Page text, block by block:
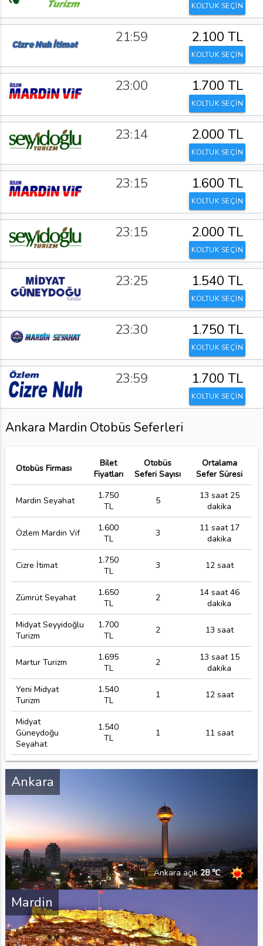
KOLTUK SEÇİN
21:59 2.100 TL
KOLTUK SEÇİN
23:00 1.700 TL
KOLTUK SEÇİN
23:14 2.000 TL
KOLTUK SEÇİN
23:15 1.600 TL
KOLTUK SEÇİN
23:15 2.000 TL
KOLTUK SEÇİN
23:25 1.540 TL
KOLTUK SEÇİN
23:30 1.750 TL
KOLTUK SEÇİN
23:59 1.700 TL
KOLTUK SEÇİN
Ankara Mardin Otobüs Seferleri
Otobüs Firması
Bilet
Fiyatları
Otobüs
Seferi Sayısı
Ortalama
Sefer Süresi
Mardin Seyahat
1.750
TL
5
13 saat 25
dakika
Özlem Mardin Vif
1.600
TL
3
11 saat 17
dakika
Cizre İtimat
1.750
TL
3 12 saat
Zümrüt Seyahat
1.650
TL
2
14 saat 46
dakika
Midyat Seyyidoğlu
Turizm
1.700
TL
2 13 saat
Martur Turizm
1.695
TL
2
13 saat 15
dakika
Yeni Midyat
Turizm
1.540
TL
1 12 saat
Midyat
Güneydoğu
Seyahat
1.540
TL
1 11 saat
Ankara
Ankara açık28 ℃
Mardin